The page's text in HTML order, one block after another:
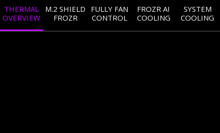
THERMAL
OVERVIEW
M.2 SHIELD
FROZR
FULLY FAN
CONTROL
FROZR AI
COOLING
SYSTEM
COOLING